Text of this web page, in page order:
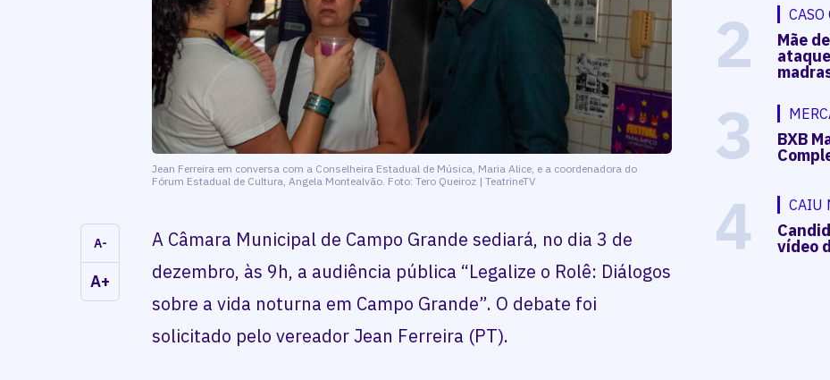
Jean Ferreira em conversa com a Conselheira Estadual de Música, Maria Alice, e a coordenadora do
Fórum Estadual de Cultura, Angela Montealvão. Foto: Tero Queiroz | TeatrineTV
A-
A+
A Câmara Municipal de Campo Grande sediará, no dia 3 de
dezembro, às 9h, a audiência pública “Legalize o Rolê: Diálogos
sobre a vida noturna em Campo Grande”. O debate foi
solicitado pelo vereador Jean Ferreira (PT).
2 CASO
Mãe
3 BXB
4 CAIU
vídeo